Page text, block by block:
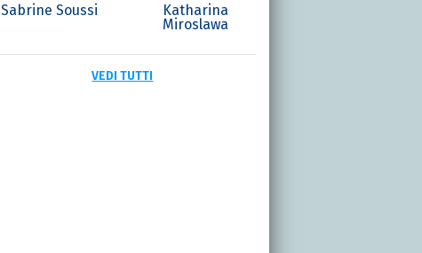
Sabrine Soussi
Katharina
Miroslawa
VEDI TUTTI